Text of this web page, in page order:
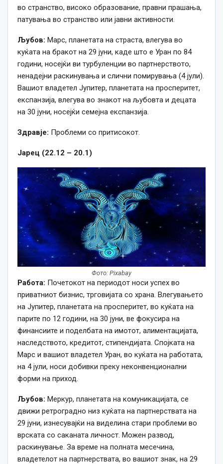
во странство, високо образование, правни прашања,
патувања во странство или јавни активности.
Љубов: Марс, планетата на страста, влегува во
куќата на бракот на 29 јуни, каде што е Уран по 84
години, носејќи ви турбуленции во партнерството,
ненадејни раскинувања и слични помирувања (4 јули).
Вашиот владетел Јупитер, планетата на просперитет,
експанзија, влегува во знакот на љубовта и децата
на 30 јуни, носејќи семејна експанзија.
Здравје: Проблеми со притисокот.
Јарец (22.12 – 20.1)
Фото: Pixabay
Работа: Почетокот на периодот носи успех во
приватниот бизнис, трговијата со храна. Влегувањето
на Јупитер, планетата на просперитет, во куќата на
парите по 12 години, на 30 јуни, ве фокусира на
финансиите и поделбата на имотот, алиментацијата,
наследството, кредитот, стипендијата. Спојката на
Марс и вашиот владетел Уран, во куќата на работата,
на 4 јули, носи добивки преку неконвенционални
форми на приход.
Љубов: Меркур, планетата на комуникацијата, се
движи ретроградно низ куќата на партнерствата на
29 јуни, изнесувајќи на виделина стари проблеми во
врската со саканата личност. Можен развод,
раскинување. За време на полната месечина,
владетелот на партнерствата, во вашиот знак, на 29